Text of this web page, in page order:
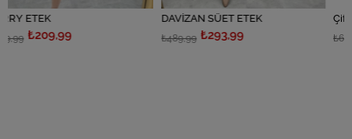
DAVİZAN SÜET ETEK
₺293,99
Çift Kemerli
₺413,99